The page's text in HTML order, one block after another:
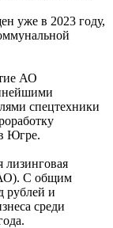
уже в 2023 году,
АО
спецтехники
Югре.
лизинговая
С общим
рублей и
среди